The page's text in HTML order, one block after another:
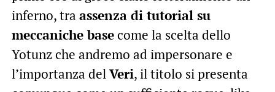
inferno, tra assenza di tutorial su
meccaniche basecome la scelta dello
Yotunz che andremo ad impersonare e
l’importanza delVeri, il titolo si presenta